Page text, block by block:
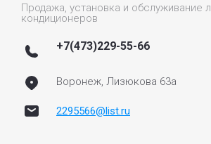
Продажа, установка и обслуживание
кондиционеров
+7(473)229-55-66
Воронеж, Лизюкова 63а
2295566@list.ru